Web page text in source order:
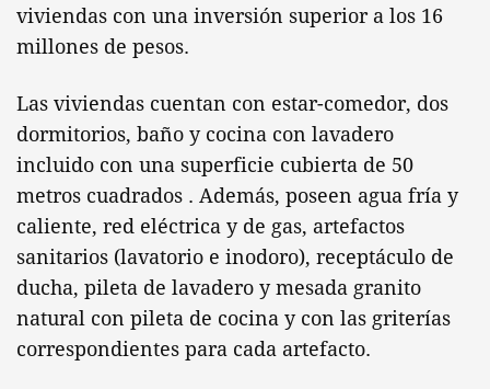
viviendas con una inversión superior a los 16
millones de pesos.
Las viviendas cuentan con estar-comedor, dos
dormitorios, baño y cocina con lavadero
incluido con una superficie cubierta de 50
metros cuadrados . Además, poseen agua fría y
caliente, red eléctrica y de gas, artefactos
sanitarios (lavatorio e inodoro), receptáculo de
ducha, pileta de lavadero y mesada granito
natural con pileta de cocina y con las griterías
correspondientes para cada artefacto.